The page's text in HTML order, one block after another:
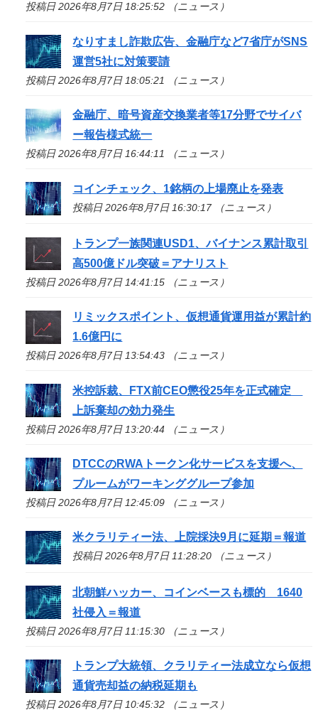
投稿日 2026年8月7日 18:25:52 （ニュース）
なりすまし詐欺広告、金融庁など7省庁がSNS
運営5社に対策要請
投稿日 2026年8月7日 18:05:21 （ニュース）
金融庁、暗号資産交換業者等17分野でサイバ
ー報告様式統一
投稿日 2026年8月7日 16:44:11 （ニュース）
コインチェック、1銘柄の上場廃止を発表
投稿日 2026年8月7日 16:30:17 （ニュース）
トランプ一族関連USD1、バイナンス累計取引
高500億ドル突破＝アナリスト
投稿日 2026年8月7日 14:41:15 （ニュース）
リミックスポイント、仮想通貨運用益が累計約
1.6億円に
投稿日 2026年8月7日 13:54:43 （ニュース）
米控訴裁、FTX前CEO懲役25年を正式確定
上訴棄却の効力発生
投稿日 2026年8月7日 13:20:44 （ニュース）
DTCCのRWAトークン化サービスを支援へ、
プルームがワーキンググループ参加
投稿日 2026年8月7日 12:45:09 （ニュース）
米クラリティー法、上院採決9月に延期＝報道
投稿日 2026年8月7日 11:28:20 （ニュース）
北朝鮮ハッカー、コインベースも標的 1640
社侵入＝報道
投稿日 2026年8月7日 11:15:30 （ニュース）
トランプ大統領、クラリティー法成立なら仮想
通貨売却益の納税延期も
投稿日 2026年8月7日 10:45:32 （ニュース）